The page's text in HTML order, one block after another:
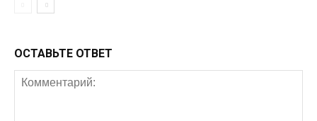
ОСТАВЬТЕ ОТВЕТ